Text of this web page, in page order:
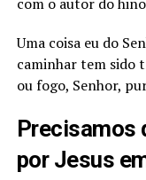
Uma coisa eu do
caminhar tem sido
ou fogo, Senhor,
Precisamos
por Jesus